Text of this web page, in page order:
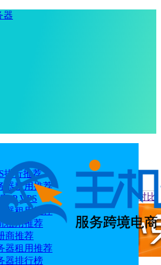
器
排行推荐
器租用推荐
IP VPS
器租用推荐
租用推荐
商推荐
器租用推荐
器排行榜
和GreenGeeks主机价格方案对比